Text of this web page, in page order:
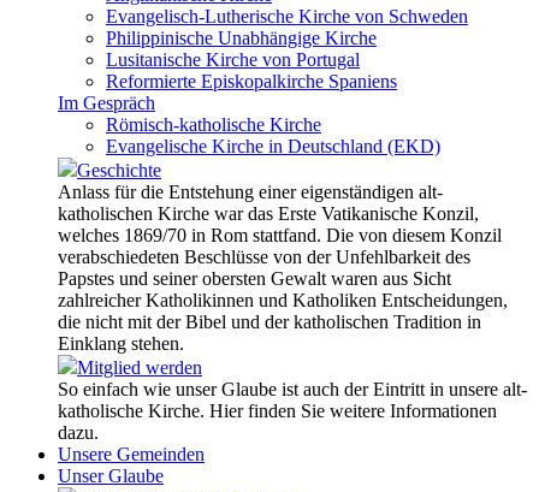
Evangelisch-Lutherische Kirche von Schweden
Philippinische Unabhängige Kirche
Lusitanische Kirche von Portugal
Reformierte Episkopalkirche Spaniens
Im Gespräch
Römisch-katholische Kirche
Evangelische Kirche in Deutschland (EKD)
Geschichte
Anlass für die Entstehung einer eigenständigen alt-
katholischen Kirche war das Erste Vatikanische Konzil,
welches 1869/70 in Rom stattfand. Die von diesem Konzil
verabschiedeten Beschlüsse von der Unfehlbarkeit des
Papstes und seiner obersten Gewalt waren aus Sicht
zahlreicher Katholikinnen und Katholiken Entscheidungen,
die nicht mit der Bibel und der katholischen Tradition in
Einklang stehen.
Mitglied werden
So einfach wie unser Glaube ist auch der Eintritt in unsere alt-
katholische Kirche. Hier finden Sie weitere Informationen
dazu.
Unsere Gemeinden
Unser Glaube